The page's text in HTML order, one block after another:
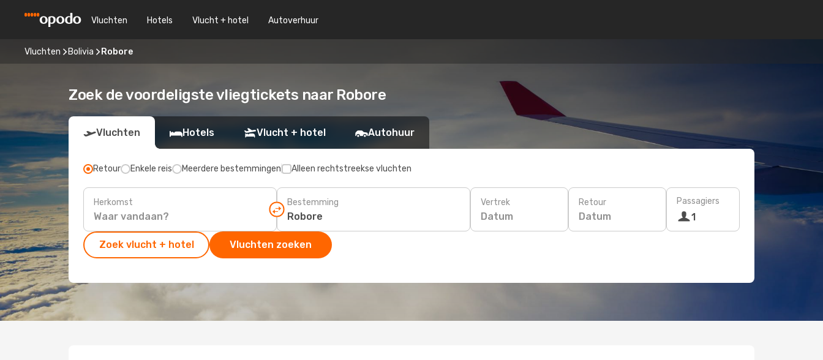
Vluchten Hotels Vlucht + hotel Autoverhuur
Vluchten Bolivia Robore
Zoek de voordeligste vliegtickets naar Robore
Vluchten Hotels Vlucht + hotel Autohuur
Retour Enkele reis Meerdere bestemmingen Alleen rechtstreekse vluchten
Herkomst Bestemming Vertrek
Datum
Retour
Datum
Passagiers
1
Zoek vlucht + hotel Vluchten zoeken